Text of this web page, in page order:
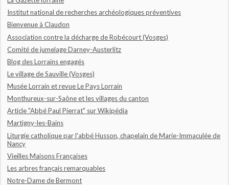
Institut national de recherches archéologiques préventives
Bienvenue à Claudon
Association contre la décharge de Robécourt (Vosges)
Comité de jumelage Darney-Austerlitz
Blog des Lorrains engagés
Le village de Sauville (Vosges)
Musée Lorrain et revue Le Pays Lorrain
Monthureux-sur-Saône et les villages du canton
Article "Abbé Paul Pierrat" sur Wikipédia
Martigny-les-Bains
Liturgie catholique par l'abbé Husson, chapelain de Marie-Immaculée de
Nancy
Vieilles Maisons Françaises
Les arbres français remarquables
Notre-Dame de Bermont